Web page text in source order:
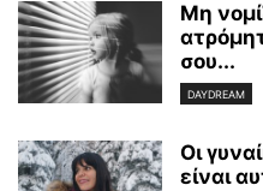
Μη
σου...
DAYDREAM
Οι
είναι